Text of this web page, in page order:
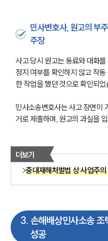
민사변호사, 원고의 부
주장
사고 당시 원고는 동료와 대화
정지 여부를 확인하지 않고 작
한 작업을 했던 것으로 확인되었
민사소송변호사는 사고 장면이
거로 제출하며, 원고의 과실을
더보기
중대재해처벌법 상 사업주
3. 손해배상민사소송
성공